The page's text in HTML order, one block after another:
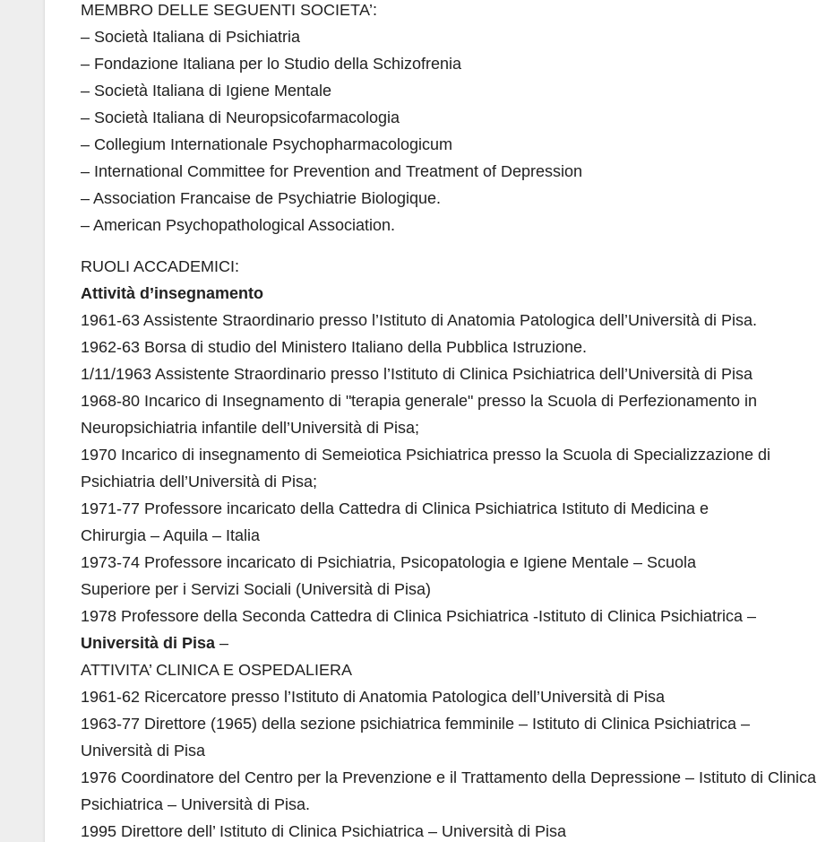
MEMBRO DELLE SEGUENTI SOCIETA’:
– Società Italiana di Psichiatria
– Fondazione Italiana per lo Studio della Schizofrenia
– Società Italiana di Igiene Mentale
– Società Italiana di Neuropsicofarmacologia
– Collegium Internationale Psychopharmacologicum
– International Committee for Prevention and Treatment of Depression
– Association Francaise de Psychiatrie Biologique.
– American Psychopathological Association.
RUOLI ACCADEMICI:
Attività d’insegnamento
1961-63 Assistente Straordinario presso l’Istituto di Anatomia Patologica dell’Università di Pisa.
1962-63 Borsa di studio del Ministero Italiano della Pubblica Istruzione.
1/11/1963 Assistente Straordinario presso l’Istituto di Clinica Psichiatrica dell’Università di Pisa
1968-80 Incarico di Insegnamento di "terapia generale" presso la Scuola di Perfezionamento in
Neuropsichiatria infantile dell’Università di Pisa;
1970 Incarico di insegnamento di Semeiotica Psichiatrica presso la Scuola di Specializzazione di
Psichiatria dell’Università di Pisa;
1971-77 Professore incaricato della Cattedra di Clinica Psichiatrica Istituto di Medicina e
Chirurgia – Aquila – Italia
1973-74 Professore incaricato di Psichiatria, Psicopatologia e Igiene Mentale – Scuola
Superiore per i Servizi Sociali (Università di Pisa)
1978 Professore della Seconda Cattedra di Clinica Psichiatrica -Istituto di Clinica Psichiatrica –
Università di Pisa –
ATTIVITA’ CLINICA E OSPEDALIERA
1961-62 Ricercatore presso l’Istituto di Anatomia Patologica dell’Università di Pisa
1963-77 Direttore (1965) della sezione psichiatrica femminile – Istituto di Clinica Psichiatrica –
Università di Pisa
1976 Coordinatore del Centro per la Prevenzione e il Trattamento della Depressione – Istituto di Clinica
Psichiatrica – Università di Pisa.
1995 Direttore dell’ Istituto di Clinica Psichiatrica – Università di Pisa